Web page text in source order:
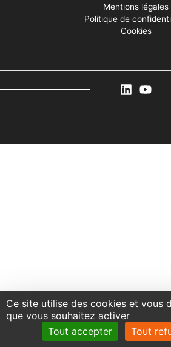
Ce site utilise des cookies et vous
que vous souhaitez activer
Tout accepter
Tout
Mentions légales
Politique de
Cookies